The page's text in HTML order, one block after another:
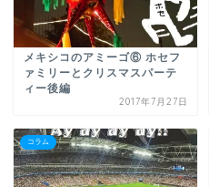
メキシコのアミーゴ⑥ ホセフ
ァミリーとクリスマスパーテ
ィー後編
2017年7月27日
コラム